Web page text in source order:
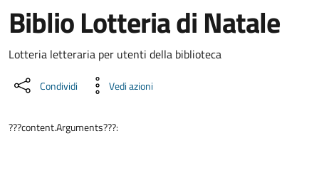
Biblio Lotteria di Natale
Dettaglio dell'evento
Lotteria letteraria per utenti della biblioteca
Condividi Vedi azioni
???content.Arguments???: